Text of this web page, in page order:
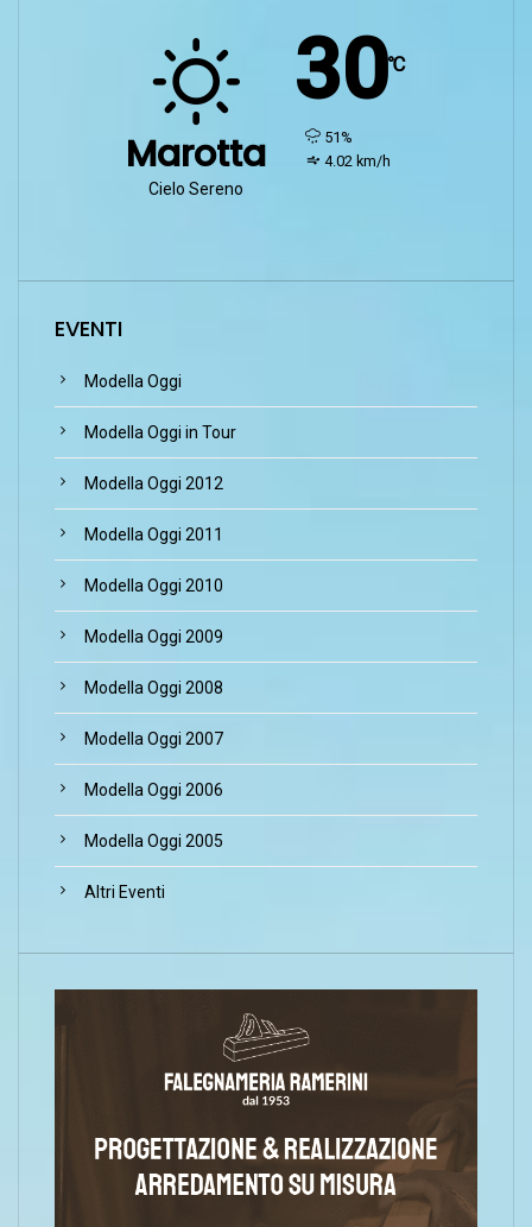
Marotta
Cielo Sereno
30℃
humidity:
51%
wind:
4.02 km/h
EVENTI
Modella Oggi
Modella Oggi in Tour
Modella Oggi 2012
Modella Oggi 2011
Modella Oggi 2010
Modella Oggi 2009
Modella Oggi 2008
Modella Oggi 2007
Modella Oggi 2006
Modella Oggi 2005
Altri Eventi